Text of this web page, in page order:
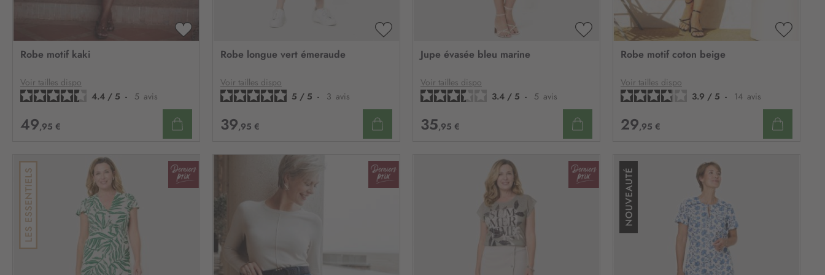
AJOUTER
D’ENVIE
Robe motif kaki
Voir tailles dispo
4.4 / 5 - 5 avis
49,95 €
D’ENVIE
Robe longue vert émeraude
Voir tailles dispo
5 / 5 - 3 avis
39,95 €
AJOUTER
D’ENVIE
Jupe évasée bleu marine
Voir tailles dispo
3.4 / 5 - 5 avis
35,95 €
Robe motif coton beige
Voir tailles dispo
3.9 / 5 - 14 avis
29,95 €